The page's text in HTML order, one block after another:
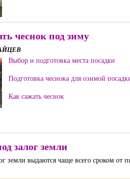
чеснок под зиму
Выбор и подготовка места посадки
Подготовка чеснока для озимой
Как сажать чеснок
залог земли
земли выдаются чаще всего сроком от